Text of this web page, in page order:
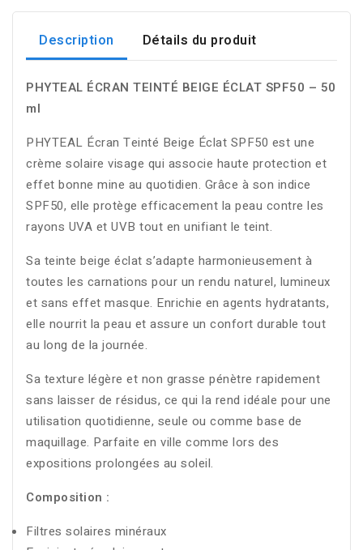
Description Détails du produit
PHYTEAL ÉCRAN TEINTÉ BEIGE ÉCLAT SPF50 – 50
ml
PHYTEAL Écran Teinté Beige Éclat SPF50 est une
crème solaire visage qui associe haute protection et
effet bonne mine au quotidien. Grâce à son indice
SPF50, elle protège efficacement la peau contre les
rayons UVA et UVB tout en unifiant le teint.
Sa teinte beige éclat s’adapte harmonieusement à
toutes les carnations pour un rendu naturel, lumineux
et sans effet masque. Enrichie en agents hydratants,
elle nourrit la peau et assure un confort durable tout
au long de la journée.
Sa texture légère et non grasse pénètre rapidement
sans laisser de résidus, ce qui la rend idéale pour une
utilisation quotidienne, seule ou comme base de
maquillage. Parfaite en ville comme lors des
expositions prolongées au soleil.
Composition :
Filtres solaires minéraux